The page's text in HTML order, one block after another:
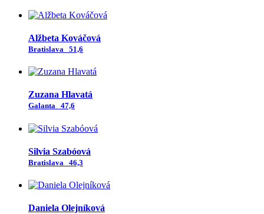
Alžbeta Kováčová
Bratislava 51,6
Zuzana Hlavatá
Galanta 47,6
Silvia Szabóová
Bratislava 46,3
Daniela Olejníková